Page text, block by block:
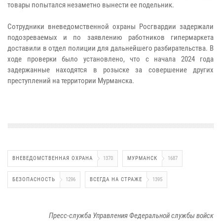
товары попытался незаметно вынести ее подельник.
Сотрудники вневедомственной охраны Росгвардии задержали
подозреваемых и по заявлению работников гипермаркета
доставили в отдел полиции для дальнейшего разбирательства. В
ходе проверки было установлено, что с начала 2024 года
задержанные находятся в розыске за совершение других
преступлений на территории Мурманска.
ВНЕВЕДОМСТВЕННАЯ ОХРАНА 1370 МУРМАНСК 1687
БЕЗОПАСНОСТЬ 1296 ВСЕГДА НА СТРАЖЕ 1395
Пресс-служба Управления Федеральной службы войск